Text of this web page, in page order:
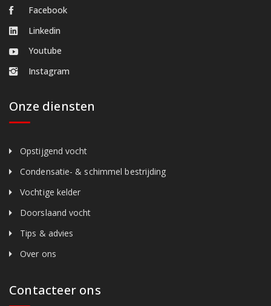
Facebook
Linkedin
Youtube
Instagram
Onze diensten
Opstijgend vocht
Condensatie- & schimmel bestrijding
Vochtige kelder
Doorslaand vocht
Tips & advies
Over ons
Contacteer ons